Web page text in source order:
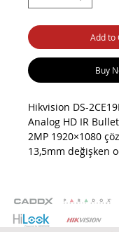
Add to
Buy
Hikvision DS-
Analog HD IR
2MP 1920×1080
13,5mm değişken
değiştirilebilir
(TVI/AHD/CVI/